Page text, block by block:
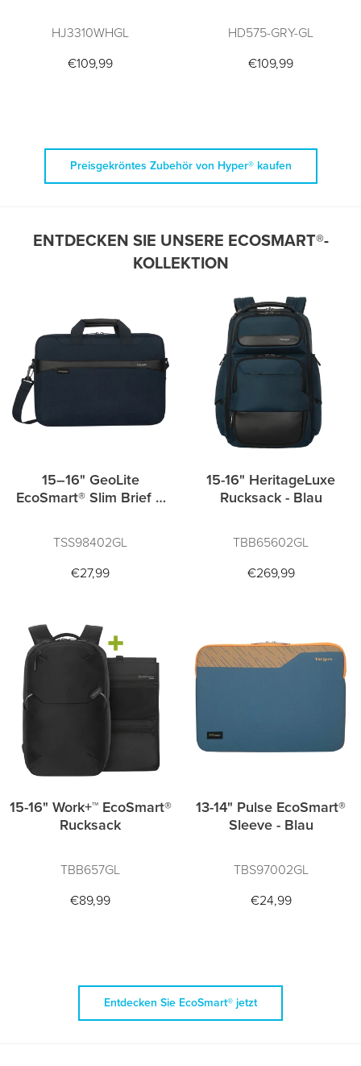
HJ3310WHGL
€109,99
HD575-GRY-GL
€109,99
Preisgekröntes Zubehör von Hyper® kaufen
ENTDECKEN SIE UNSERE ECOSMART®-
KOLLEKTION
15–16" GeoLite
EcoSmart® Slim Brief –
TSS98402GL
€27,99
15-16" HeritageLuxe
Rucksack - Blau
TBB65602GL
€269,99
15-16" Work+™ EcoSmart®
Rucksack
TBB657GL
€89,99
13-14" Pulse EcoSmart®
Sleeve - Blau
TBS97002GL
€24,99
Entdecken Sie EcoSmart® jetzt